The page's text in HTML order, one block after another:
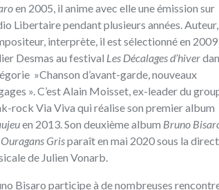
‬en 2005‭, ‬il anime avec elle une émission sur
Libertaire pendant plusieurs années‭. ‬Auteur‭,
‬interprète‭, ‬il est‭ ‬sélectionné en
Desmas au festival‭ Les Décalages d’hiver‭
»Chanson d’avant-garde, ‬nouveaux
». C’est‭ ‬Alain Moisset‭, ‬ex-leader du
rock Via Viva qui réalise son‭ ‬premier album‭
‭ ‬en 2013‭. ‬Son deuxième album‭ ‬ Bruno
Ouragans Gris‭‬paraît en mai 2020‭ ‬sous la
de‭ ‬Julien Vonarb‭.
Bisaro participe à de nombreuses